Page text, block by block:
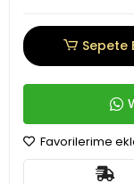
Sepete
Favorilerime